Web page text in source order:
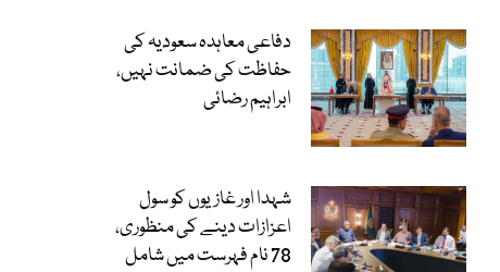
دفاعی معاہدہ سعودیہ کی
حفاظت کی ضمانت نہیں،
ابراہیم رضائی
شہدا اور غازیوں کو سول
اعزازات دینے کی منظوری،
78 نام فہرست میں شامل